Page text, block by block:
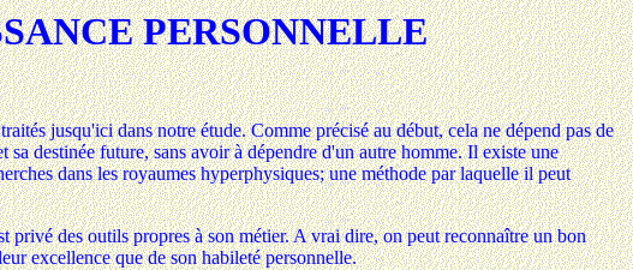
PERSONNELLE
jusqu'ici dans notre étude. Comme précisé au début, cela ne dépend pas de
destinée future, sans avoir à dépendre d'un autre homme. Il existe une
dans les royaumes hyperphysiques; une méthode par laquelle il peut
des outils propres à son métier. A vrai dire, on peut reconnaître un bon
excellence que de son habileté personnelle.